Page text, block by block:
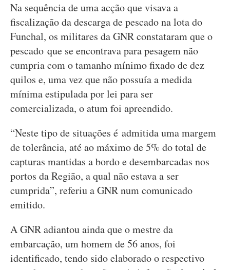
Na sequência de uma acção que visava a
fiscalização da descarga de pescado na lota do
Funchal, os militares da GNR constataram que o
pescado que se encontrava para pesagem não
cumpria com o tamanho mínimo fixado de dez
quilos e, uma vez que não possuía a medida
mínima estipulada por lei para ser
comercializada, o atum foi apreendido.
“Neste tipo de situações é admitida uma margem
de tolerância, até ao máximo de 5% do total de
capturas mantidas a bordo e desembarcadas nos
portos da Região, a qual não estava a ser
cumprida”, referiu a GNR num comunicado
emitido.
A GNR adiantou ainda que o mestre da
embarcação, um homem de 56 anos, foi
identificado, tendo sido elaborado o respectivo